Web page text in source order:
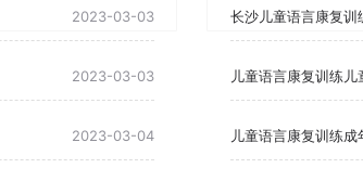
2023-03-03
2023-03-03
2023-03-04
长沙儿童语言康复训
儿童语言康复训练
儿童语言康复训练